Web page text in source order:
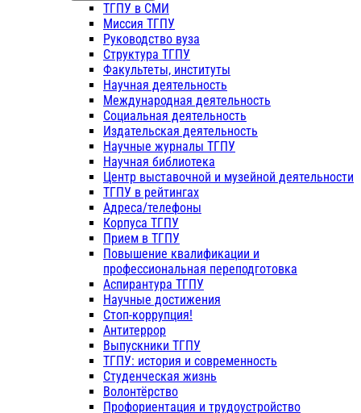
ТГПУ в СМИ
Миссия ТГПУ
Руководство вуза
Структура ТГПУ
Факультеты, институты
Научная деятельность
Международная деятельность
Социальная деятельность
Издательская деятельность
Научные журналы ТГПУ
Научная библиотека
Центр выставочной и музейной деятельности
ТГПУ в рейтингах
Адреса/телефоны
Корпуса ТГПУ
Прием в ТГПУ
Повышение квалификации и
профессиональная переподготовка
Аспирантура ТГПУ
Научные достижения
Стоп-коррупция!
Антитеррор
Выпускники ТГПУ
ТГПУ: история и современность
Студенческая жизнь
Волонтёрство
Профориентация и трудоустройство